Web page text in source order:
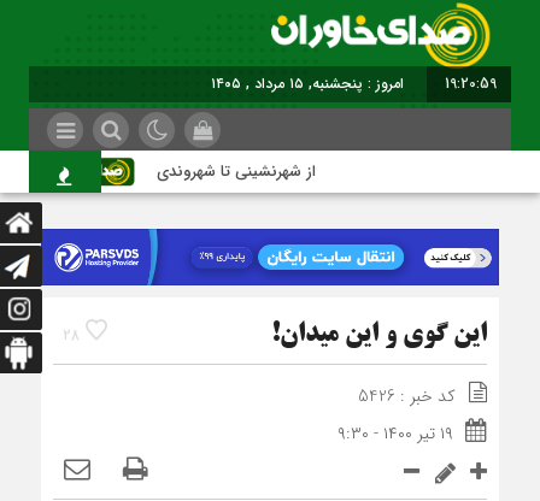
19:21:00 برابر با : Thursday - 6 August - 2026
از شهرنشینی تا شهروندی
28 این گوی و این میدان!
کد خبر : 5426
۱۹ تیر ۱۴۰۰ - ۹:۳۰